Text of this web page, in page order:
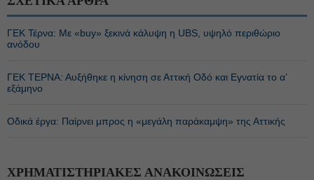
ΓΕΚ Τέρνα: Με «buy» ξεκινά κάλυψη η UBS, υψηλό περιθώριο
ανόδου
ΓΕΚ ΤΕΡΝΑ: Αυξήθηκε η κίνηση σε Αττική Οδό και Εγνατία το α’
εξάμηνο
Οδικά έργα: Παίρνει μπρος η «μεγάλη παράκαμψη» της Αττικής
ΧΡΗΜΑΤΙΣΤΗΡΙΑΚΕΣ ΑΝΑΚΟΙΝΩΣΕΙΣ